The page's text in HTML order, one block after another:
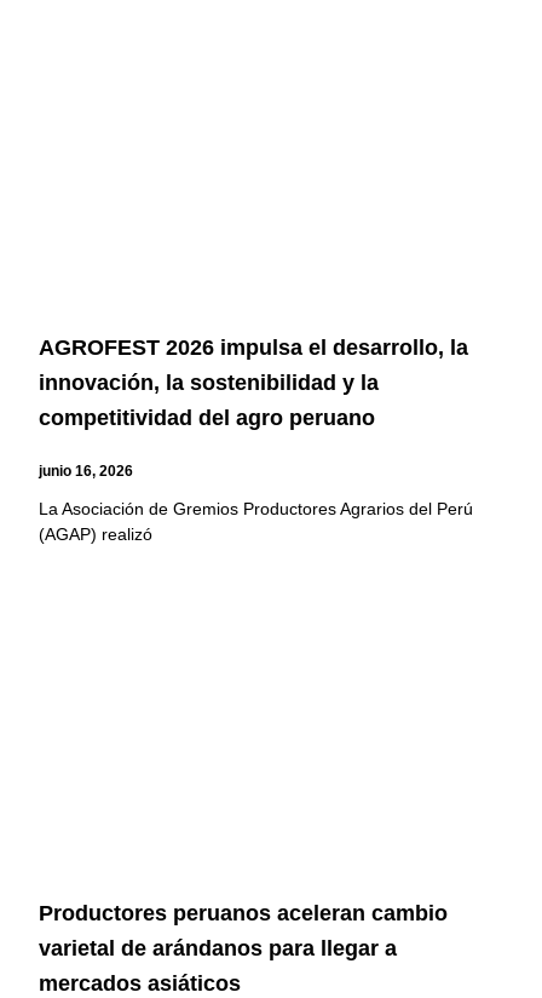
AGROFEST 2026 impulsa el desarrollo, la
innovación, la sostenibilidad y la
competitividad del agro peruano
junio 16, 2026
La Asociación de Gremios Productores Agrarios del Perú
(AGAP) realizó
Productores peruanos aceleran cambio
varietal de arándanos para llegar a
mercados asiáticos